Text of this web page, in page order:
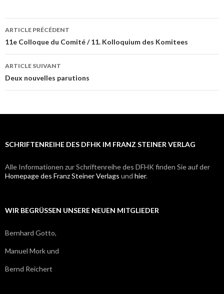
Navigation
des
articles
ARTICLE PRÉCÉDENT
11e Colloque du Comité / 11. Kolloquium des Komitees
ARTICLE SUIVANT
Deux nouvelles parutions
SCHRIFTENREIHE DES DFHK IM FRANZ STEINER VERLAG
Alle Informationen zur Schriftenreihe des DFHK finden Sie auf der
Homepage des Franz Steiner Verlags und hier.
WIR BEGRÜSSEN UNSERE NEUEN MITGLIEDER
Bernhard Gotto,
Manuel Mork und
Bernd Reichert